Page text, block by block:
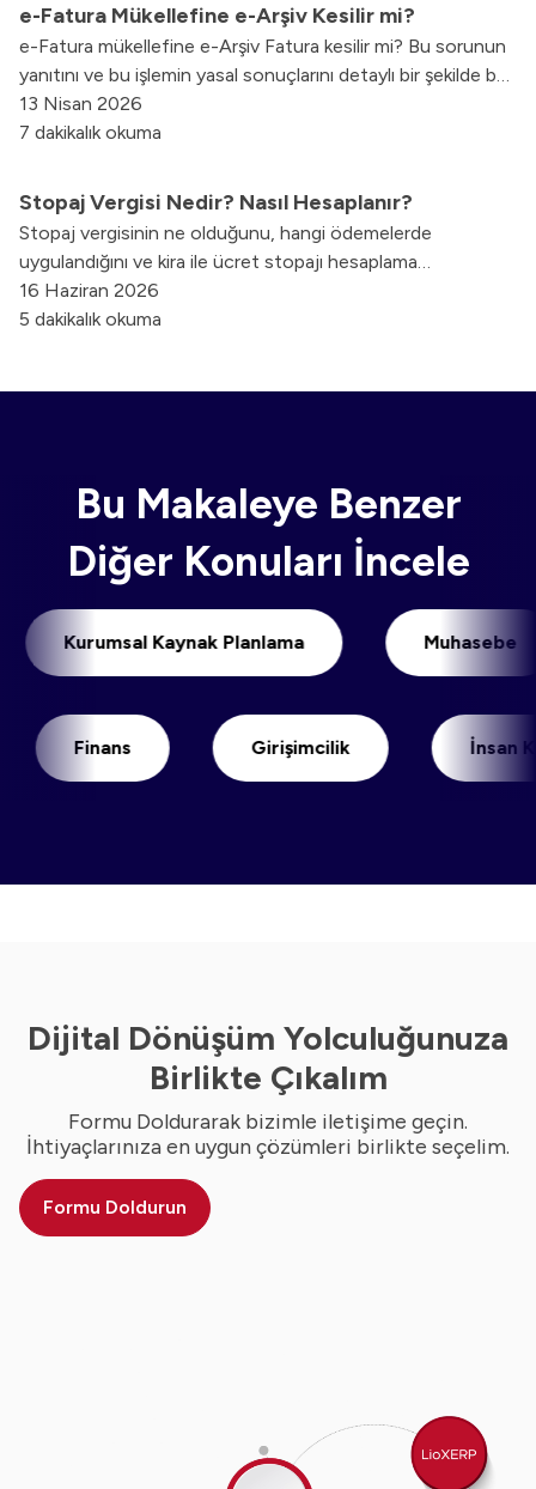
e-Fatura Mükellefine e-Arşiv Kesilir mi?
e-Fatura mükellefine e-Arşiv Fatura kesilir mi? Bu sorunun
yanıtını ve bu işlemin yasal sonuçlarını detaylı bir şekilde bu
blog yazımızda bulabilirsiniz.
13 Nisan 2026
7 dakikalık okuma
Stopaj Vergisi Nedir? Nasıl Hesaplanır?
Stopaj vergisinin ne olduğunu, hangi ödemelerde
uygulandığını ve kira ile ücret stopajı hesaplama
yöntemlerini bu içeriğimizde derledik.
16 Haziran 2026
5 dakikalık okuma
Bu Makaleye Benzer
Diğer Konuları İncele
Kurumsal Kaynak Planlama
Finans Girişimcilik İnsan
Dijital Dönüşüm Yolculuğunuza
Birlikte Çıkalım
Formu Doldurarak bizimle iletişime geçin.
İhtiyaçlarınıza en uygun çözümleri birlikte seçelim.
Formu Doldurun